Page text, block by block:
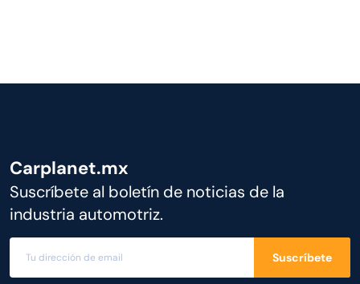
Carplanet.mx
Suscríbete al boletín de noticias de la
industria automotriz.
Suscríbete